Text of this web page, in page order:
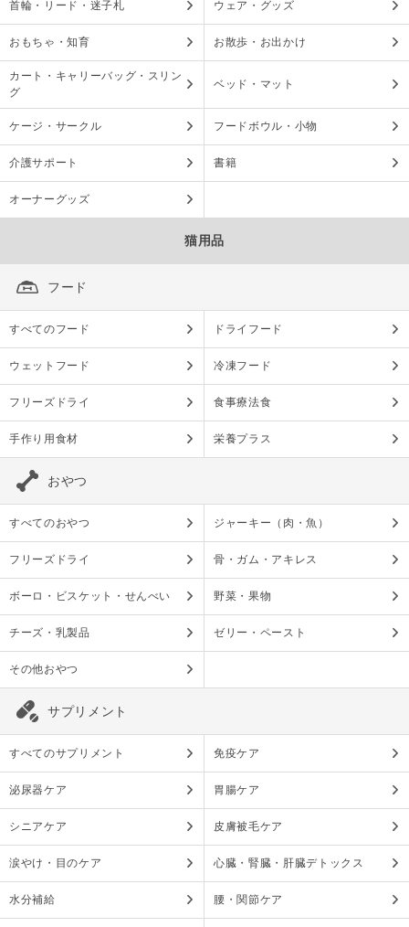
首輪・リード・迷子札 ウェア・グッズ
おもちゃ・知育 お散歩・お出かけ
カート・キャリーバッグ・スリン
グ
ベッド・マット
ケージ・サークル フードボウル・小物
介護サポート 書籍
オーナーグッズ
猫用品
フード
すべてのフード ドライフード
ウェットフード 冷凍フード
フリーズドライ 食事療法食
手作り用食材 栄養プラス
おやつ
すべてのおやつ ジャーキー（肉・魚）
フリーズドライ 骨・ガム・アキレス
ボーロ・ビスケット・せんべい 野菜・果物
チーズ・乳製品 ゼリー・ペースト
その他おやつ
サプリメント
すべてのサプリメント 免疫ケア
泌尿器ケア 胃腸ケア
シニアケア 皮膚被毛ケア
涙やけ・目のケア 心臓・腎臓・肝臓デトックス
水分補給 腰・関節ケア